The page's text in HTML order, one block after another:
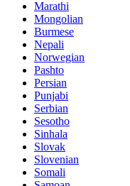
Marathi
Mongolian
Burmese
Nepali
Norwegian
Pashto
Persian
Punjabi
Serbian
Sesotho
Sinhala
Slovak
Slovenian
Somali